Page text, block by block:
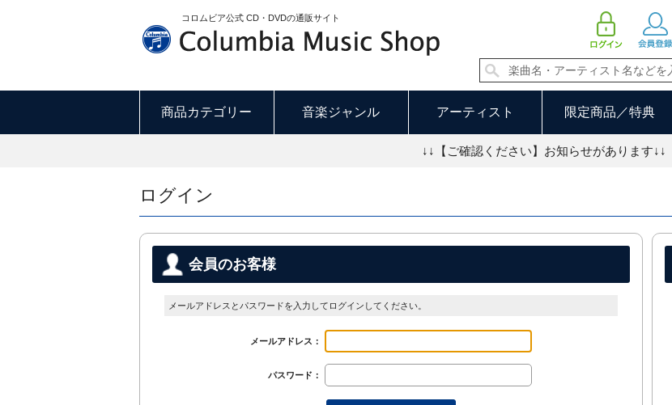
コロムビア公式 CD・DVDの通販サイト
商品カテゴリー 音楽ジャンル アーティスト 限定商品／特典
↓↓【ご確認ください】お知らせがあります↓↓
ログイン
会員のお客様
メールアドレスとパスワードを入力してログインしてください。
メールアドレス：
パスワード：